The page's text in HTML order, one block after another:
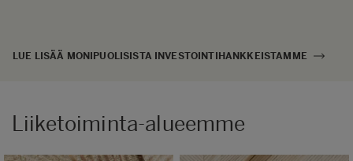
LUE LISÄÄ MONIPUOLISISTA INVESTOINTIHANKKEISTAMME
Liiketoiminta-alueemme